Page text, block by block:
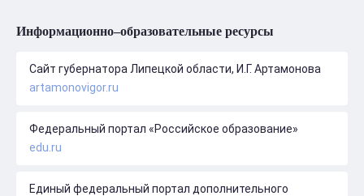
Информационно–образовательные ресурсы
Сайт губернатора Липецкой области, И.Г. Артамонова
artamonovigor.ru
Федеральный портал «Российское образование»
edu.ru
Единый федеральный портал дополнительного